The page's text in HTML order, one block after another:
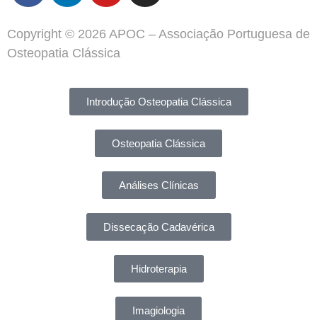
Copyright © 2026 APOC – Associação Portuguesa de
Osteopatia Clássica
Introdução Osteopatia Clássica
Osteopatia Clássica
Análises Clínicas
Dissecação Cadavérica
Hidroterapia
Imagiologia